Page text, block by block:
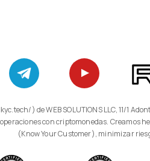
con criptomonedas. Creamos
(Know Your Customer), minimizar